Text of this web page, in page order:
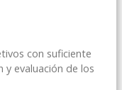
con suficiente
y evaluación de los